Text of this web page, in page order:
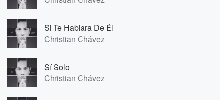
Si Te Hablara De Él
Christian Chávez
Sí Solo
Christian Chávez